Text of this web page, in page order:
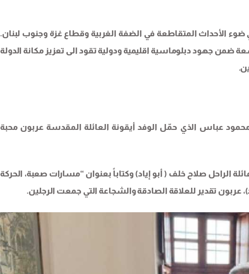
في ضوء الأحداث المتقاطعة في الضفة الغربية وقطاع غزة وجنوب لبنان.
ضمن جهود دبلوماسية اقليمية ودولية تقود الى تعزيز مكانة الدولة
عباس​ الذي حمّل الوفد أيقونة العائلة المقدسة عربون محبة
صلاح خلف ( أبو إياد) وكتاباً بعنوان “مسارات صعبة، الحركة
عربون تقدير للعلاقة الصادقة والشجاعة التي جمعت الرجلين.